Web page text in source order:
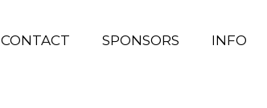
CONTACT SPONSORS INFO
CONTACT SPONSORS INFO